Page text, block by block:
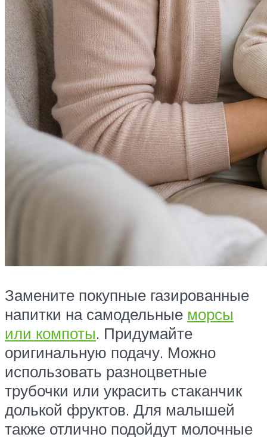
Замените покупные газированные
напитки на самодельные морсы
или компоты. Придумайте
оригинальную подачу. Можно
использовать разноцветные
трубочки или украсить стаканчик
долькой фруктов. Для малышей
также отлично подойдут молочные